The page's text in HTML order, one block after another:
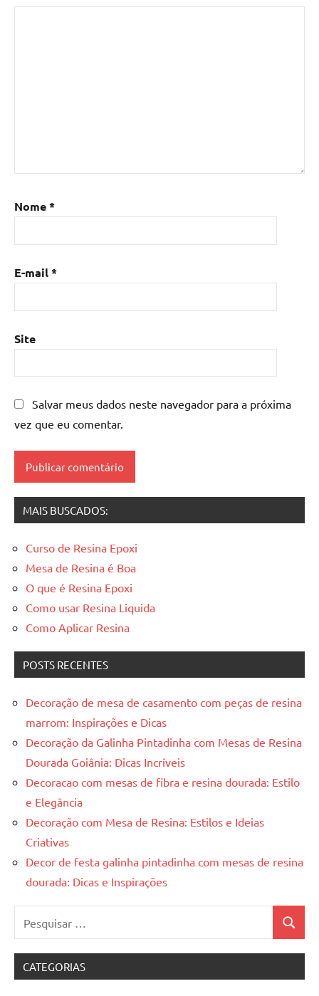
com
de
com
madeira
mesa
epoxi
mesa
de
mesas
resinadas
Nome*
E-mail*
Site
Salvar meus dados neste navegador para a próxima
vez que eu comentar.
MAIS BUSCADOS:
Curso de Resina Epoxi
Mesa de Resina é Boa
O que é Resina Epoxi
Como usar Resina Liquida
Como Aplicar Resina
POSTS RECENTES
Decoração de mesa de casamento com peças de resina
marrom: Inspirações e Dicas
Decoração da Galinha Pintadinha com Mesas de Resina
Dourada Goiânia: Dicas Incríveis
Decoracao com mesas de fibra e resina dourada: Estilo
e Elegância
Decoração com Mesa de Resina: Estilos e Ideias
Criativas
Decor de festa galinha pintadinha com mesas de resina
dourada: Dicas e Inspirações
por:
CATEGORIAS